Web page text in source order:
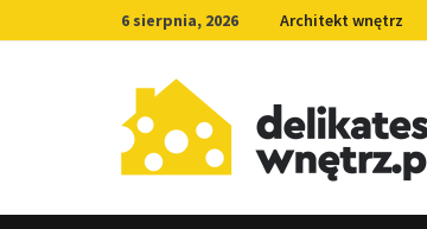
to
6 sierpnia, 2026 Architekt wnętrz